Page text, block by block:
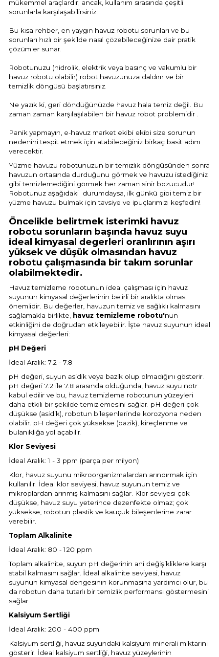
Havuz Suyu Parlatıcı
Çöktürücü
Sıvı pH Düşürücü
İyon Bağlayıcı
Gemaş Havuz
Gemaş Multi Tablet Klor 200 gr
Wtr Havuz
Havuz Suyu Bağlı Klor Giderici
Kalsiyum Hipoklorit %65 Klor
Sıvı Asit Hidroklorik
Sıvı Klor Sodyum Hipoklorit
Sıvı Ph- Düşürücü
Toz Ph+ Yükseltici
Yosun Öldürücü
Selenoid
Havuz İyon Baglayıcı
Havuz Kışlık Bakım Ürünü
Selenoid Havuz Kimyasalları
Alkalinite Düşürücü
e Pool Expert
Havuz Filtre
Havuz Kış Kimyasalı
Kalsiyum Hipoklorit
Süper Pool
Temizleyici
Hayward Havuz
Beatbot Havuz
Bwt Havuz Robotları
Spino Havuz
Dozaj Pompası
Havuz Trafoları
Krom Led
Lamba Yedek
Süs Havuzu
Havuz Merdiven
Havuz Filtreleri
Havuz Besi
Havuz Dozaj
Mspa Jakuzi
Havuz Vana
Havuz Isıtma
Havuz Elektrik
Havuz Sarf
Havuz
Bahçe Süs Havuzu
Endüstriyel Blower
Bahçe Havuz
Havuz Robotu Yedek
Dalgıç Pompa
Havuz Güvenlik
mükemmel araçlardır; ancak, kullanım sırasında çeşitli
sorunlarla karşılaşabilirsiniz.
Bu kısa rehber, en yaygın havuz robotu sorunları ve bu
sorunları hızlı bir şekilde nasıl çözebileceğinize dair pratik
çözümler sunar.
Robotunuzu (hidrolik, elektrik veya basınç ve vakumlu bir
havuz robotu olabilir) robot havuzunuza daldırır ve bir
temizlik döngüsü başlatırsınız.
Ne yazık ki, geri döndüğünüzde havuz hala temiz değil. Bu
zaman zaman karşılaşılabilen bir havuz robot problemidir .
Panik yapmayın, e-havuz market ekibi ekibi size sorunun
nedenini tespit etmek için atabileceğiniz birkaç basit adım
verecektir.
Yüzme havuzu robotunuzun bir temizlik döngüsünden sonra
havuzun ortasında durduğunu görmek ve havuzu istediğiniz
gibi temizlemediğini görmek her zaman sinir bozucudur!
Robotunuz aşağıdaki durumdaysa, ilk günkü gibi temiz bir
yüzme havuzu bulmak için tavsiye ve ipuçlarımızı keşfedin!
Öncelikle belirtmek isterimki havuz
robotu sorunların başında havuz suyu
ideal kimyasal degerleri oranlırının aşırı
yüksek ve düşük olmasından havuz
robotu çalışmasında bir takım sorunlar
olabilmektedir.
Havuz temizleme robotunun ideal çalışması için havuz
suyunun kimyasal değerlerinin belirli bir aralıkta olması
önemlidir. Bu değerler, havuzun temiz ve sağlıklı kalmasını
sağlamakla birlikte,
havuz temizleme robotu'nun
etkinliğini de doğrudan etkileyebilir. İşte havuz suyunun ideal
kimyasal değerleri:
pH Değeri
İdeal Aralık: 7.2 - 7.8
pH değeri, suyun asidik veya bazik olup olmadığını gösterir.
pH değeri 7.2 ile 7.8 arasında olduğunda, havuz suyu nötr
kabul edilir ve bu, havuz temizleme robotunun yüzeyleri
daha etkili bir şekilde temizlemesini sağlar. pH değeri çok
düşükse (asidik), robotun bileşenlerinde korozyona neden
olabilir. pH değeri çok yüksekse (bazik), kireçlenme ve
bulanıklığa yol açabilir.
Klor Seviyesi
İdeal Aralık: 1 - 3 ppm (parça per milyon)
Klor, havuz suyunu mikroorganizmalardan arındırmak için
kullanılır. İdeal klor seviyesi, havuz suyunun temiz ve
mikroplardan arınmış kalmasını sağlar. Klor seviyesi çok
düşükse, havuz suyu yeterince dezenfekte olmaz; çok
yüksekse, robotun plastik ve kauçuk bileşenlerine zarar
verebilir.
Toplam Alkalinite
İdeal Aralık: 80 - 120 ppm
Toplam alkalinite, suyun pH değerinin ani değişikliklere karşı
stabil kalmasını sağlar. İdeal alkalinite seviyesi, havuz
suyunun kimyasal dengesinin korunmasına yardımcı olur, bu
da robotun daha tutarlı bir temizlik performansı göstermesini
sağlar.
Kalsiyum Sertliği
İdeal Aralık: 200 - 400 ppm
Kalsiyum sertliği, havuz suyundaki kalsiyum minerali miktarını
gösterir. İdeal kalsiyum sertliği, havuz yüzeylerinin